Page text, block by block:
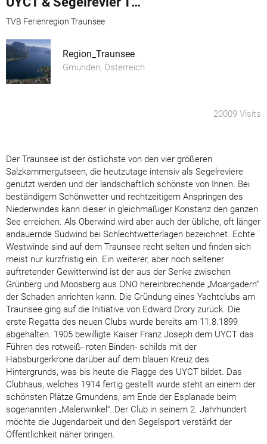
TVB Ferienregion Traunsee
Region_Traunsee
Gmunden, Österreich
20009 Visits
Der Traunsee ist der östlichste von den vier größeren
Salzkammergutseen, die heutzutage intensiv als Segelreviere
genutzt werden und der landschaftlich schönste von Ihnen. Bei
beständigem Schönwetter und rechtzeitigem Anspringen des
Niederwindes kann dieser in gleichmäßiger Konstanz den ganzen
See erreichen. Als Oberwind wird aber auch der übliche, oft länger
andauernde Südwind bei Schlechtwetterlagen bezeichnet. Echte
Westwinde sind auf dem Traunsee recht selten und finden sich
meist nur kurzfristig ein. Ein weiterer, aber noch seltener
auftretender Gewitterwind ist der aus der Senke zwischen
Grünberg und Moosberg aus ONO hereinbrechende „Moargadern“
der Schaden anrichten kann. Die Gründung eines Yachtclubs am
Traunsee ging auf die Initiative von Edward Drory zurück. Die
erste Regatta des neuen Clubs wurde bereits am 11.8.1899
abgehalten. 1905 bewilligte Kaiser Franz Joseph dem UYCT das
Führen des rotweiß- roten Binden- schilds mit der
Habsburgerkrone darüber auf dem blauen Kreuz des
Hintergrunds, was bis heute die Flagge des UYCT bildet. Das
Clubhaus, welches 1914 fertig gestellt wurde steht an einem der
schönsten Plätze Gmundens, am Ende der Esplanade beim
sogenannten „Malerwinkel“. Der Club in seinem 2. Jahrhundert
möchte die Jugendarbeit und den Segelsport verstärkt der
Öffentlichkeit näher bringen.